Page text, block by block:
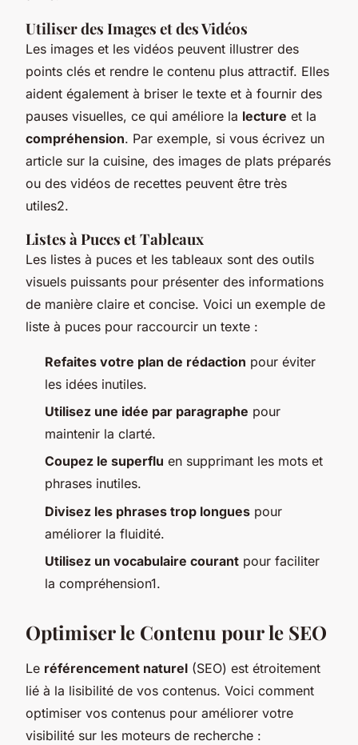
Utiliser des Images et des Vidéos
Les images et les vidéos peuvent illustrer des
points clés et rendre le contenu plus attractif. Elles
aident également à briser le texte et à fournir des
pauses visuelles, ce qui améliore la lecture et la
compréhension. Par exemple, si vous écrivez un
article sur la cuisine, des images de plats préparés
ou des vidéos de recettes peuvent être très
utiles2.
Listes à Puces et Tableaux
Les listes à puces et les tableaux sont des outils
visuels puissants pour présenter des informations
de manière claire et concise. Voici un exemple de
liste à puces pour raccourcir un texte :
Refaites votre plan de rédaction pour éviter
les idées inutiles.
Utilisez une idée par paragraphe pour
maintenir la clarté.
Coupez le superflu en supprimant les mots et
phrases inutiles.
Divisez les phrases trop longues pour
améliorer la fluidité.
Utilisez un vocabulaire courant pour faciliter
la compréhension1.
Optimiser le Contenu pour le SEO
Le référencement naturel (SEO) est étroitement
lié à la lisibilité de vos contenus. Voici comment
optimiser vos contenus pour améliorer votre
visibilité sur les moteurs de recherche :